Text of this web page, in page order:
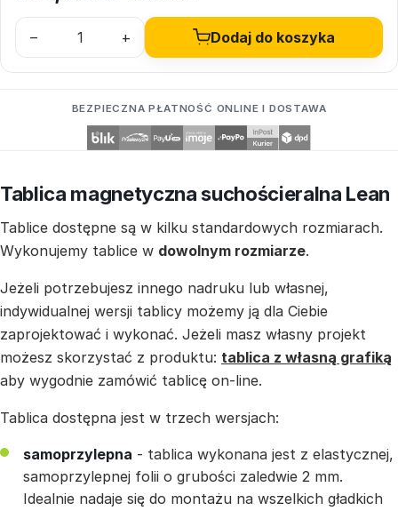
– + Dodaj do koszyka
BEZPIECZNA PŁATNOŚĆ ONLINE I DOSTAWA
Tablica magnetyczna suchościeralna Lean
Tablice dostępne są w kilku standardowych rozmiarach.
Wykonujemy tablice w dowolnym rozmiarze.
Jeżeli potrzebujesz innego nadruku lub własnej,
indywidualnej wersji tablicy możemy ją dla Ciebie
zaprojektować i wykonać. Jeżeli masz własny projekt
możesz skorzystać z produktu: tablica z własną grafiką
aby wygodnie zamówić tablicę on-line.
Tablica dostępna jest w trzech wersjach:
samoprzylepna - tablica wykonana jest z elastycznej,
samoprzylepnej folii o grubości zaledwie 2 mm.
Idealnie nadaje się do montażu na wszelkich gładkich